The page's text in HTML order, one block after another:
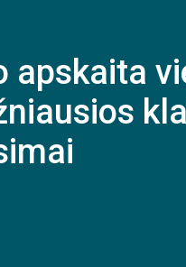
apskaita